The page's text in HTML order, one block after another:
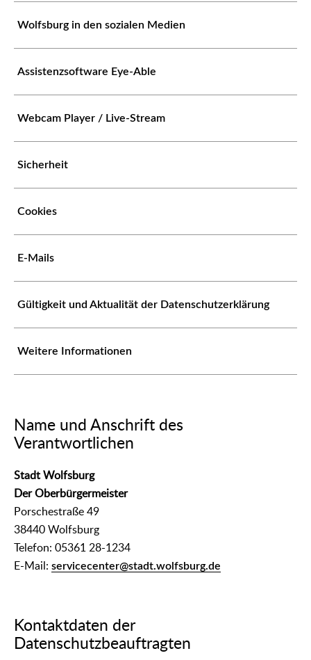
Wolfsburg in den sozialen Medien
Assistenzsoftware Eye-Able
Webcam Player / Live-Stream
Sicherheit
Cookies
E-Mails
Gültigkeit und Aktualität der Datenschutzerklärung
Weitere Informationen
Name und Anschrift des
Verantwortlichen
Stadt Wolfsburg
Der Oberbürgermeister
Porschestraße 49
38440 Wolfsburg
Telefon: 05361 28-1234
E-Mail: servicecenter@stadt.wolfsburg.de
Kontaktdaten der
Datenschutzbeauftragten